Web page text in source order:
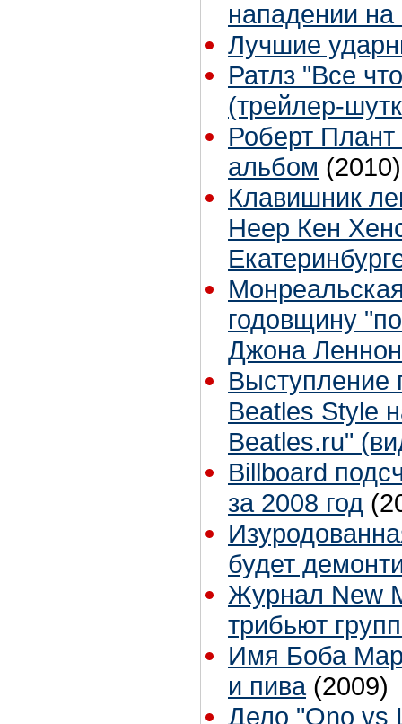
нападении на
Лучшие
Ратлз "Все
(трейлер-
Роберт
альбом (2010)
Клавишник
Heep Кен
годовщину
Джона
Выступление
Beatles Style
Beatles.ru"
Billboard
за 2008 год
будет
Журнал New
трибьют
Имя Боба
и пива (2009)
Дело "Ono vs